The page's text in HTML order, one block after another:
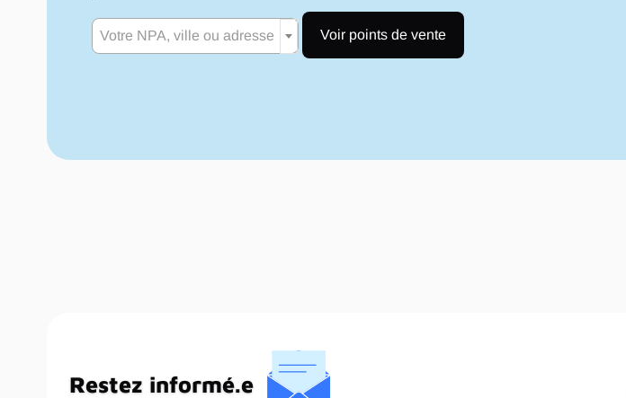
Votre NPA, ville ou adresse Voir points de vente
Restez informé.e